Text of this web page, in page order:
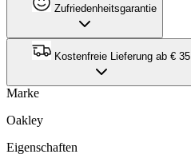
Zufriedenheitsgarantie
Kostenfreie Lieferung ab € 35
Marke
Oakley
Eigenschaften